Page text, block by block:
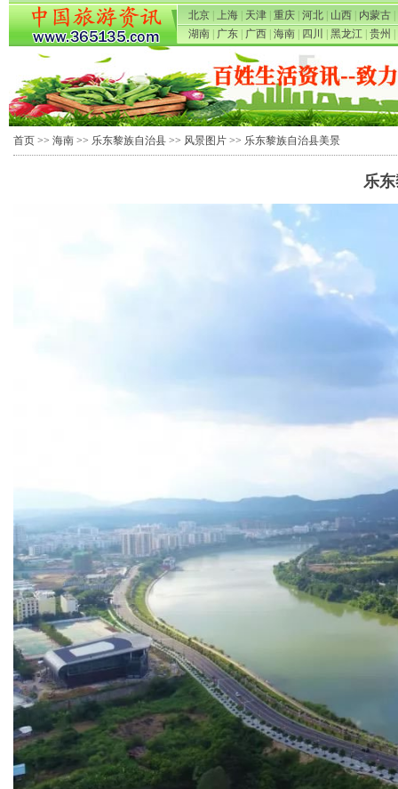
北京 上海 天津 重庆 河北 山西 内蒙古
湖南
广东 广西 海南 四川 黑龙江 贵州
首页 >> 海南 >> 乐东黎族自治县 >> 风景图片 >> 乐东黎族自治县美景
乐